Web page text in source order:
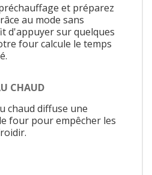
et préparez
au mode sans
d'appuyer sur quelques
four calcule le temps
CHAUD
chaud diffuse une
four pour empêcher les